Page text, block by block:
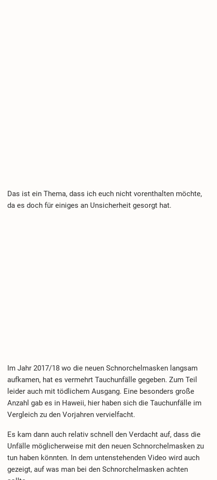
Das ist ein Thema, dass ich euch nicht vorenthalten möchte,
da es doch für einiges an Unsicherheit gesorgt hat.
Im Jahr 2017/18 wo die neuen Schnorchelmasken langsam
aufkamen, hat es vermehrt Tauchunfälle gegeben. Zum Teil
leider auch mit tödlichem Ausgang. Eine besonders große
Anzahl gab es in Haweii, hier haben sich die Tauchunfälle im
Vergleich zu den Vorjahren vervielfacht.
Es kam dann auch relativ schnell den Verdacht auf, dass die
Unfälle möglicherweise mit den neuen Schnorchelmasken zu
tun haben könnten. In dem untenstehenden Video wird auch
gezeigt, auf was man bei den Schnorchelmasken achten